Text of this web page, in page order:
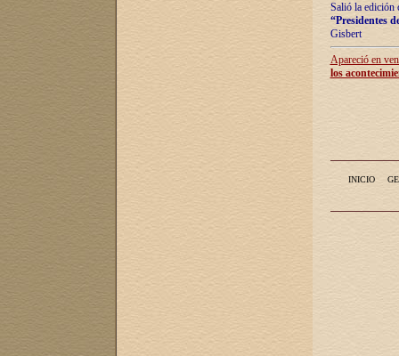
Salió la edición
“Presidentes
Gisbert
Apareció en
los
INICIO